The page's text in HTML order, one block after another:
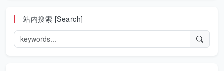
站内搜索 [Search]